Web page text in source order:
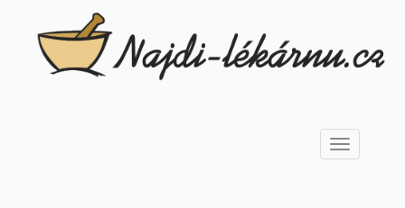
Toggle
navigation